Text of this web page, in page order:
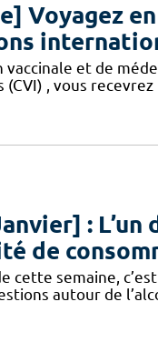
Voyagez
vaccinale et de
, vous
: L’un
de
cette semaine,
autour de